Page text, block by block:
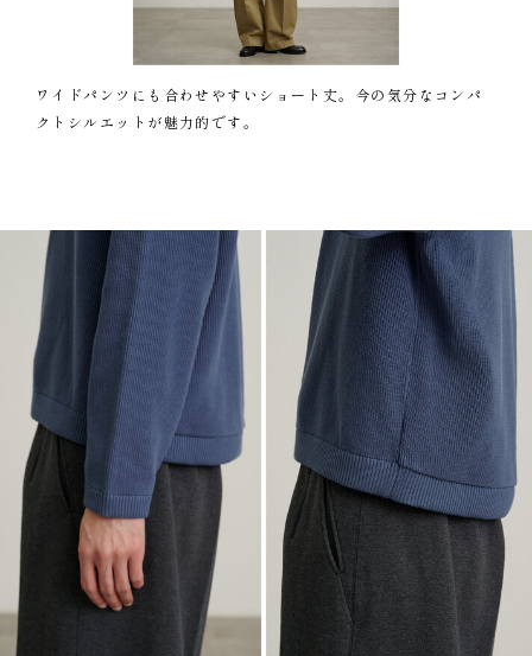
ワイドパンツにも合わせやすいショート丈。今の気分なコンパ
クトシルエットが魅力的です。